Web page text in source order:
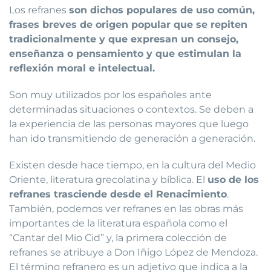
Los refranes son dichos populares de uso común,
frases breves de origen popular que se repiten
tradicionalmente y que expresan un consejo,
enseñanza o pensamiento y que estimulan la
reflexión moral e intelectual.
Son muy utilizados por los españoles ante
determinadas situaciones o contextos. Se deben a
la experiencia de las personas mayores que luego
han ido transmitiendo de generación a generación.
Existen desde hace tiempo, en la cultura del Medio
Oriente, literatura grecolatina y bíblica. El uso de los
refranes trasciende desde el Renacimiento.
También, podemos ver refranes en las obras más
importantes de la literatura española como el
“Cantar del Mio Cid” y, la primera colección de
refranes se atribuye a Don Iñigo López de Mendoza.
El término refranero es un adjetivo que indica a la